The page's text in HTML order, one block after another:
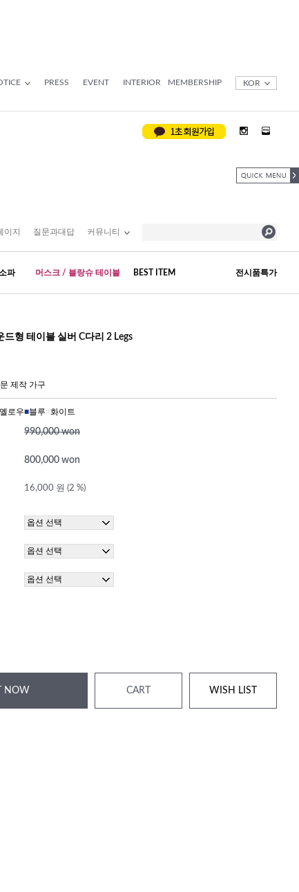
PRESS EVENT INTERIOR MEMBERSHIP KOR
이지 질문과대답 커뮤니티
파 머스크 / 블랑슈 테이블 BEST ITEM 전시품특가
드형 테이블 실버 C다리 2 Legs
제작 가구
옐로우■블루 화이트
990,000 won
800,000 won
16,000 원 (2 %)
NOW CART WISH LIST